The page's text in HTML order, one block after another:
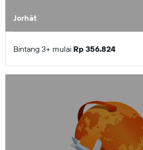
Jorhāt
Bintang 3+ mulai Rp 356.824